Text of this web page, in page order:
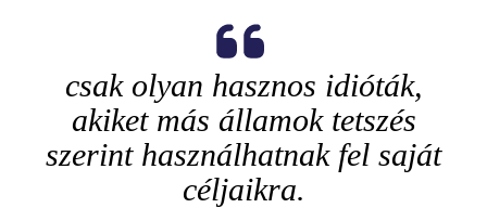
csak olyan hasznos idióták,
akiket más államok tetszés
szerint használhatnak fel saját
céljaikra.